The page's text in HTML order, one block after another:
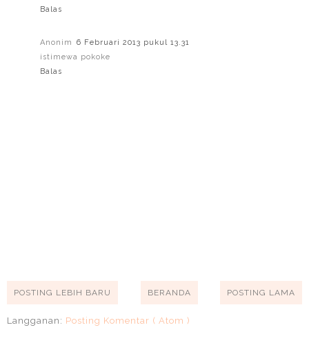
Balas
Anonim
6 Februari 2013 pukul 13.31
istimewa pokoke
Balas
POSTING LEBIH BARU POSTING LAMA
BERANDA
Langganan: Posting Komentar ( Atom )